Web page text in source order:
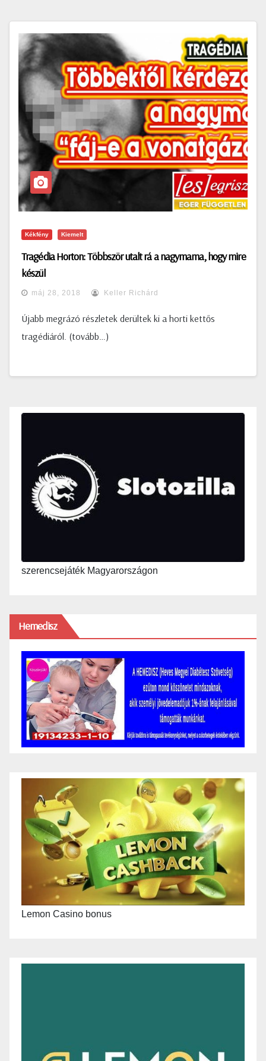
Kékfény Kiemelt
Tragédia Horton: Többször utalt rá a nagymama, hogy mire
készül
máj 28, 2018 Keller Richárd
Újabb megrázó részletek derültek ki a horti kettős
tragédiáról. (tovább…)
szerencsejáték Magyarországon
Hemedisz
Lemon Casino bonus